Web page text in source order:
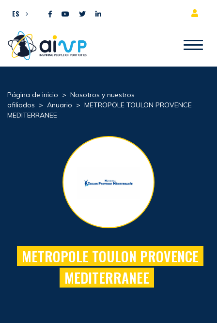
ES
Página de inicio > Nosotros y nuestros
afiliados > Anuario > METROPOLE TOULON PROVENCE
MEDITERRANEE
METROPOLE TOULON PROVENCE
MEDITERRANEE